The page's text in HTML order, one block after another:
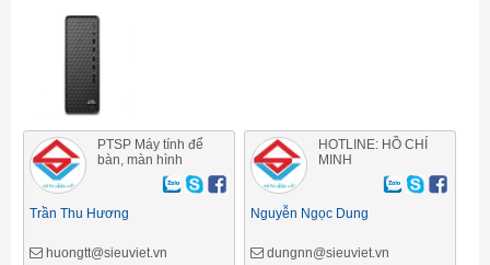
PTSP Máy tính để
bàn, màn hình
Trần Thu Hương
huongtt@sieuviet.vn
HOTLINE: HỒ CHÍ
MINH
Nguyễn Ngọc Dung
dungnn@sieuviet.vn